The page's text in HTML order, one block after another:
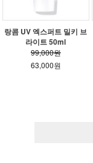
랑콤 UV 엑스퍼트 밀키 브
라이트 50ml
99,000원
63,000원